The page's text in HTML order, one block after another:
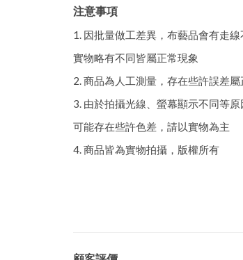
注意事項
1. 因批量做工差異，布藝品會有走
實物略有不同皆屬正常現象
2. 商品為人工測量，存在些許誤差屬
3. 由於拍攝光線、螢幕顯示不同等原
可能存在些許色差，請以實物為主
4. 商品皆為實物拍攝，版權所有